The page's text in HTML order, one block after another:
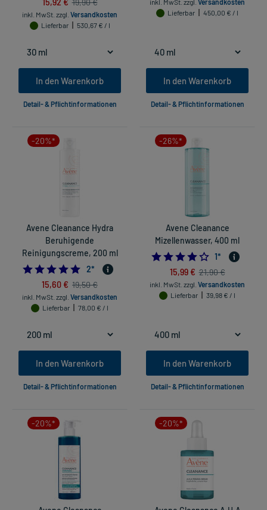
19,90 €
inkl. MwSt. zzgl. Versandkosten
Lieferbar
530,67 € / l
In den Warenkorb
Detail- & Pflichtinformationen
inkl. MwSt. zzgl. Versandkosten
Lieferbar
450,00 € / l
In den Warenkorb
Detail- & Pflichtinformationen
-20%*
Avene Cleanance Hydra
Beruhigende
Reinigungscreme, 200 ml
5.0
2*
15,60 € 19,50 €
inkl. MwSt. zzgl. Versandkosten
Lieferbar
78,00 € / l
In den Warenkorb
Detail- & Pflichtinformationen
-26%*
Avene Cleanance
Mizellenwasser, 400 ml
4.0
1*
15,99 € 21,90 €
inkl. MwSt. zzgl. Versandkosten
Lieferbar
39,98 € / l
In den Warenkorb
Detail- & Pflichtinformationen
-20%* -20%*